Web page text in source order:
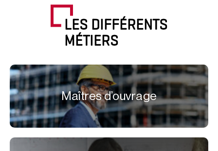
LES DIFFÉRENTS
MÉTIERS
Maîtres d’ouvrage